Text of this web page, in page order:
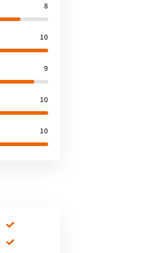
8
10
9
10
10